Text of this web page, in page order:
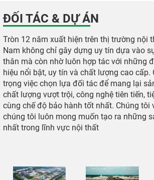
ĐỐI TÁC & DỰ ÁN
Tròn 12 năm xuất hiện trên thị trường nội
Nam không chỉ gây dựng uy tín dựa vào
thân mà còn nhờ luôn hợp tác với những
hiệu nổi bật, uy tín và chất lượng cao cấp.
trọng việc chọn lựa đối tác để mang lại
chất lượng vượt trội, công nghệ tiên tiến,
cùng chế độ bảo hành tốt nhất. Chúng tôi
chúng tôi luôn mong muốn tạo ra những
nhất trong lĩnh vực nội thất